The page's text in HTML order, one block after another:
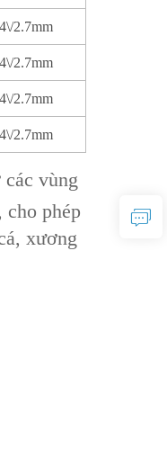
2.7mm
2.7mm
2.7mm
2.7mm
vùng
phép
xương